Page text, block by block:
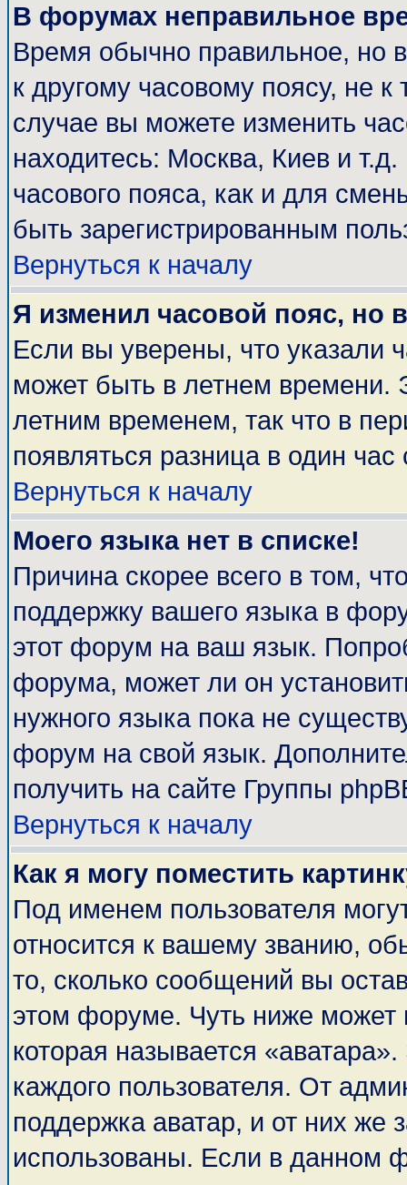
В форумах неправильное
Время обычно правильное, но
к другому часовому поясу, не
случае вы можете изменить
находитесь: Москва, Киев и
часового пояса, как и для
быть зарегистрированным
Вернуться к началу
Я изменил часовой пояс, но
Если вы уверены, что указали
может быть в летнем времени.
летним временем, так что в
появляться разница в один
Вернуться к началу
Моего языка нет в списке!
Причина скорее всего в том,
поддержку вашего языка в
этот форум на ваш язык.
форума, может ли он
нужного языка пока не
форум на свой язык.
получить на сайте Группы
Вернуться к началу
Как я могу поместить
Под именем пользователя
относится к вашему званию,
то, сколько сообщений вы
этом форуме. Чуть ниже может
которая называется
каждого пользователя. От
поддержка аватар, и от них же
использованы. Если в данном